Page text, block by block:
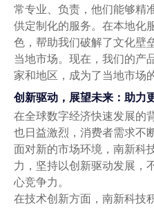
常专业、负责，他们能够精
供定制化的服务。在本地化
色，帮助我们破解了文化壁
当地市场。现在，我们的产
家和地区，成为了当地市场
创新驱动，展望未来：助力
在全球数字经济快速发展的
也日益激烈，消费者需求不
面对新的市场环境，南新科
力，坚持以创新驱动发展，
心竞争力。
在技术创新方面，南新科技